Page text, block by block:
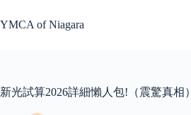
to
content
YMCA of Niagara
新光試算2026詳細懶人包!（震驚真相）